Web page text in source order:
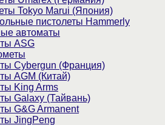
Tokyo Marui (Япония)
пистолеты Hammerly
автоматы
ASG
Cybergun (Франция)
AGM (Китай)
King Arms
Galaxy (Тайвань)
G&G Armanent
JingPeng